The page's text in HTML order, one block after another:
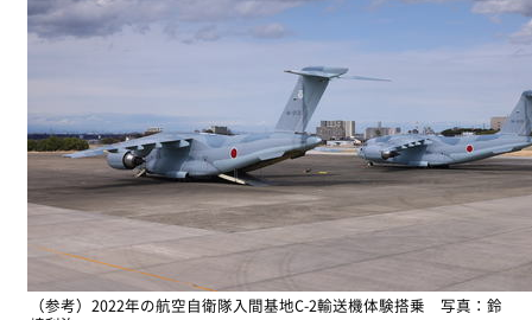
（参考）2022年の航空自衛隊入間基地C-2輸送機体験搭乗 写真：鈴